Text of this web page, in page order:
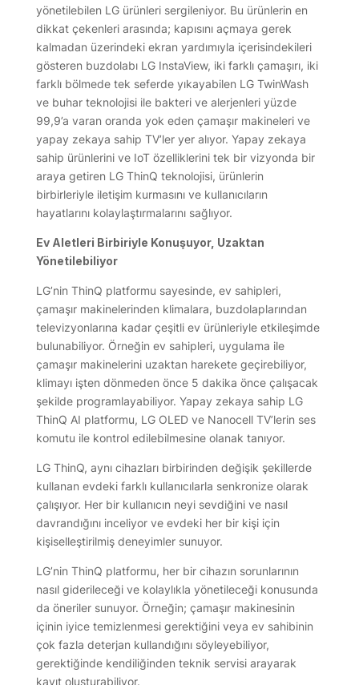
yönetilebilen LG ürünleri sergileniyor. Bu ürünlerin en
dikkat çekenleri arasında; kapısını açmaya gerek
kalmadan üzerindeki ekran yardımıyla içerisindekileri
gösteren buzdolabı LG InstaView, iki farklı çamaşırı, iki
farklı bölmede tek seferde yıkayabilen LG TwinWash
ve buhar teknolojisi ile bakteri ve alerjenleri yüzde
99,9’a varan oranda yok eden çamaşır makineleri ve
yapay zekaya sahip TV’ler yer alıyor. Yapay zekaya
sahip ürünlerini ve IoT özelliklerini tek bir vizyonda bir
araya getiren LG ThinQ teknolojisi, ürünlerin
birbirleriyle iletişim kurmasını ve kullanıcıların
hayatlarını kolaylaştırmalarını sağlıyor.
Ev Aletleri Birbiriyle Konuşuyor, Uzaktan
Yönetilebiliyor
LG’nin ThinQ platformu sayesinde, ev sahipleri,
çamaşır makinelerinden klimalara, buzdolaplarından
televizyonlarına kadar çeşitli ev ürünleriyle etkileşimde
bulunabiliyor. Örneğin ev sahipleri, uygulama ile
çamaşır makinelerini uzaktan harekete geçirebiliyor,
klimayı işten dönmeden önce 5 dakika önce çalışacak
şekilde programlayabiliyor. Yapay zekaya sahip LG
ThinQ AI platformu, LG OLED ve Nanocell TV’lerin ses
komutu ile kontrol edilebilmesine olanak tanıyor.
LG ThinQ, aynı cihazları birbirinden değişik şekillerde
kullanan evdeki farklı kullanıcılarla senkronize olarak
çalışıyor. Her bir kullanıcın neyi sevdiğini ve nasıl
davrandığını inceliyor ve evdeki her bir kişi için
kişiselleştirilmiş deneyimler sunuyor.
LG’nin ThinQ platformu, her bir cihazın sorunlarının
nasıl giderileceği ve kolaylıkla yönetileceği konusunda
da öneriler sunuyor. Örneğin; çamaşır makinesinin
içinin iyice temizlenmesi gerektiğini veya ev sahibinin
çok fazla deterjan kullandığını söyleyebiliyor,
gerektiğinde kendiliğinden teknik servisi arayarak
kayıt oluşturabiliyor.